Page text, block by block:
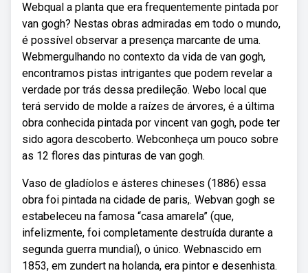
Webqual a planta que era frequentemente pintada por
van gogh? Nestas obras admiradas em todo o mundo,
é possível observar a presença marcante de uma.
Webmergulhando no contexto da vida de van gogh,
encontramos pistas intrigantes que podem revelar a
verdade por trás dessa predileção. Webo local que
terá servido de molde a raízes de árvores, é a última
obra conhecida pintada por vincent van gogh, pode ter
sido agora descoberto. Webconheça um pouco sobre
as 12 flores das pinturas de van gogh.
Vaso de gladíolos e ásteres chineses (1886) essa
obra foi pintada na cidade de paris,. Webvan gogh se
estabeleceu na famosa “casa amarela” (que,
infelizmente, foi completamente destruída durante a
segunda guerra mundial), o único. Webnascido em
1853, em zundert na holanda, era pintor e desenhista.